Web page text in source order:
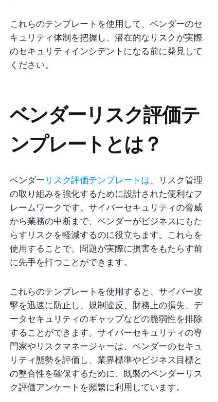
これらのテンプレートを使用して、ベンダーのセ
キュリティ体制を把握し、潜在的なリスクが実際
のセキュリティインシデントになる前に発見して
ください。
ベンダーリスク評価テ
ンプレートとは？
ベンダー リスク評価テンプレートは、リスク管理
の取り組みを強化するために設計された便利なフ
レームワークです。サイバーセキュリティの脅威
から業務の中断まで、ベンダーがビジネスにもた
らすリスクを軽減するのに役立ちます。これらを
使用することで、問題が実際に損害をもたらす前
に先手を打つことができます。
これらのテンプレートを使用すると、サイバー攻
撃を迅速に防止し、規制違反、財務上の損失、デ
ータセキュリティのギャップなどの脆弱性を排除
することができます。サイバーセキュリティの専
門家やリスクマネージャーは、ベンダーのセキュ
リティ態勢を評価し、業界標準やビジネス目標と
の整合性を確保するために、既製のベンダーリス
ク評価アンケートを頻繁に利用しています。